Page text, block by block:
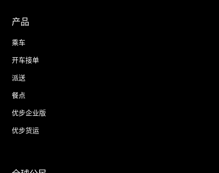
产品
乘车
开车接单
派送
餐点
优步企业版
优步货运